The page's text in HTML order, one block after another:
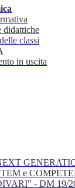
didattiche
classi
in uscita
e
- DM 19/